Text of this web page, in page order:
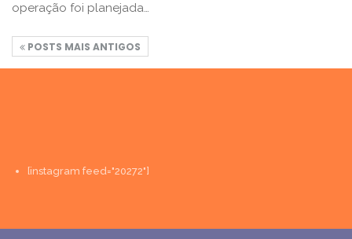
operação foi planejada…
POSTS MAIS ANTIGOS
[instagram feed="20272"]